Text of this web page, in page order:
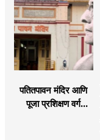
पतितपावन मंदिर आणि
पूजा प्रशिक्षण वर्ग